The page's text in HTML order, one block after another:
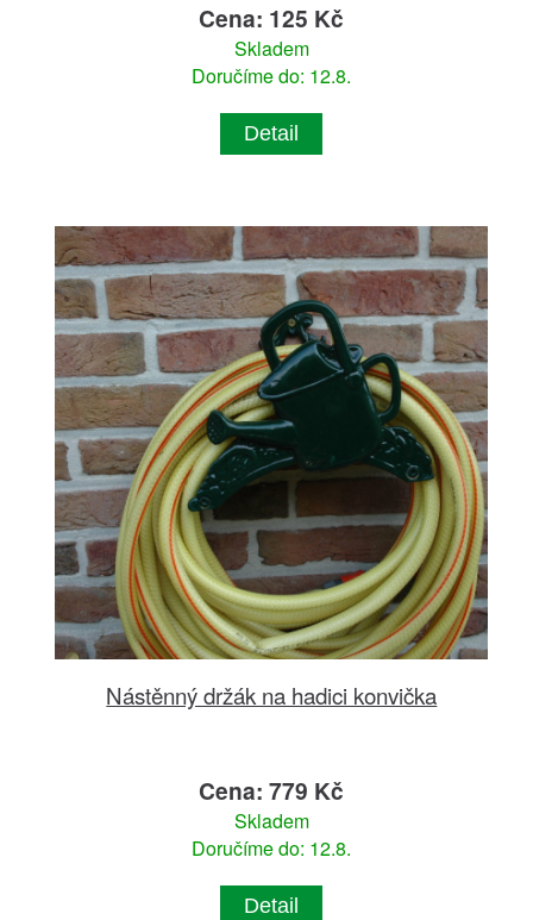
Cena: 125 Kč
Skladem
Doručíme do: 12.8.
Detail
Nástěnný držák na hadici konvička
Cena: 779 Kč
Skladem
Doručíme do: 12.8.
Detail